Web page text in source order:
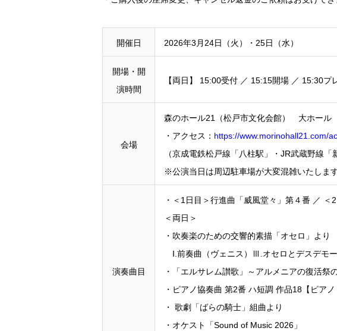
開催日 2026年3月24日（火）・25日（水）
開場・開
演時間
【両日】 15:00受付 ／ 15:15開場 ／ 15:30プ
会場
森のホール21（松戸市文化会館） 大ホール
・アクセス： https://www.morinohall21.com/
（京成電鉄松戸線「八柱駅」・JR武蔵野線
※公演当日は周辺駐車場が大変混雑いたしま
演奏曲目
・＜1日目＞行進曲「威風堂々」第４番 ／
＜両日＞
・吹奏楽のための交響的素描「オセロ」より
I.前奏曲（ヴェニス）Ⅲ.オセロとデス
・「エルサレム讃歌」～アルメニアの
・ピアノ協奏曲 第2番 ハ短調 作品18
・ 歌劇「ばらの騎士」
・オケスト「Sound of Music 2026」